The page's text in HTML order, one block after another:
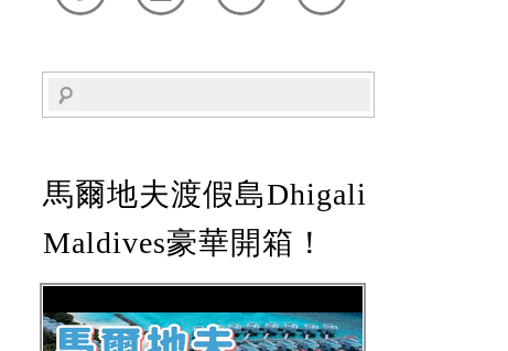
馬爾地夫渡假島Dhigali
Maldives豪華開箱！